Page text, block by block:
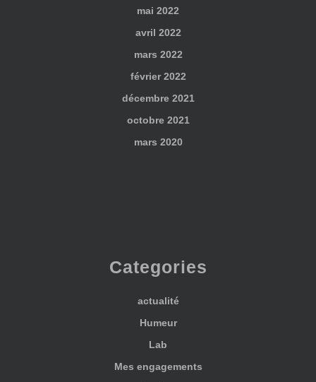
mai 2022
avril 2022
mars 2022
février 2022
décembre 2021
octobre 2021
mars 2020
Categories
actualité
Humeur
Lab
Mes engagements